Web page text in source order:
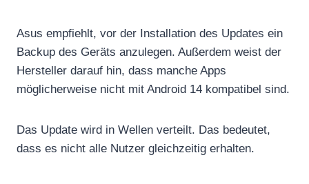
Asus empfiehlt, vor der Installation des Updates ein
Backup des Geräts anzulegen. Außerdem weist der
Hersteller darauf hin, dass manche Apps
möglicherweise nicht mit Android 14 kompatibel sind.
Das Update wird in Wellen verteilt. Das bedeutet,
dass es nicht alle Nutzer gleichzeitig erhalten.